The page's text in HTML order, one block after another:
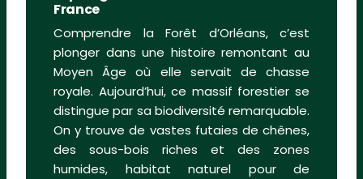
France
Comprendre la Forêt d’Orléans, c’est
plonger dans une histoire remontant au
Moyen Âge où elle servait de chasse
royale. Aujourd’hui, ce massif forestier se
distingue par sa biodiversité remarquable.
On y trouve de vastes futaies de chênes,
des sous-bois riches et des zones
humides, habitat naturel pour de